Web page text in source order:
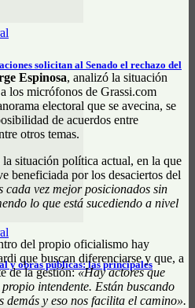
solicitan al Senado el rechazo del
y obras públicas: las principales
Espinosa, analizó la situación
los micrófonos de Grassi.com
electoral que se avecina, se
de acuerdos entre
otros temas.
situación política actual, en la que
beneficiada por los desaciertos del
cada vez mejor posicionados sin
lo que está sucediendo a nivel
del propio oficialismo hay
que buscan diferenciarse y que, a
de la gestión:«Hay actores que
intendente. Están buscando
demás y eso nos facilita el camino».